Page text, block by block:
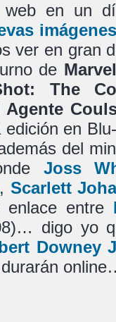
en un
ver en gran
de
The
Agente
edición en
del
Joss
, Scarlett
entre
digo yo
Downey